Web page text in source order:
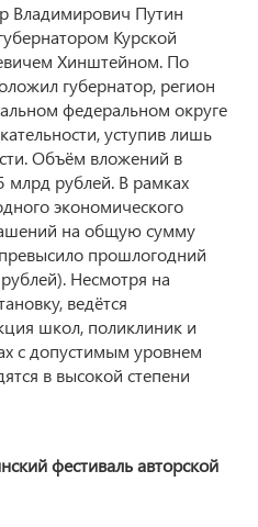
Владимирович Путин
Курской
Хинштейном. По
губернатор, регион
федеральном округе
уступив лишь
Объём вложений в
млрд рублей. В рамках
экономического
на общую сумму
прошлогодний
Несмотря на
ведётся
школ, поликлиник и
с допустимым уровнем
в высокой степени
фестиваль авторской